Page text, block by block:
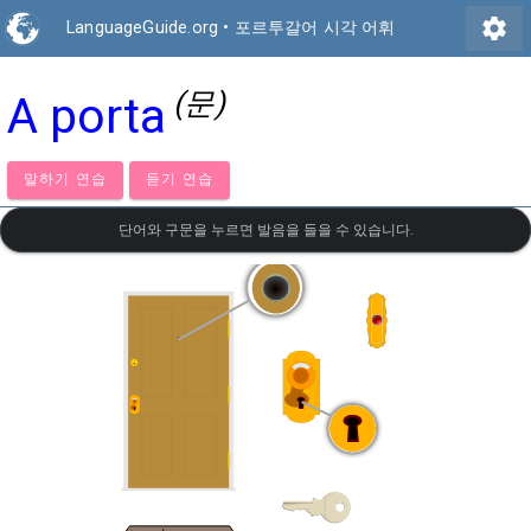
LanguageGuide.org • 포르투갈어 시각 어휘 settings
A porta (문)
말하기 연습 듣기 연습
단어와 구문을 누르면 발음을 들을 수 있습니다.